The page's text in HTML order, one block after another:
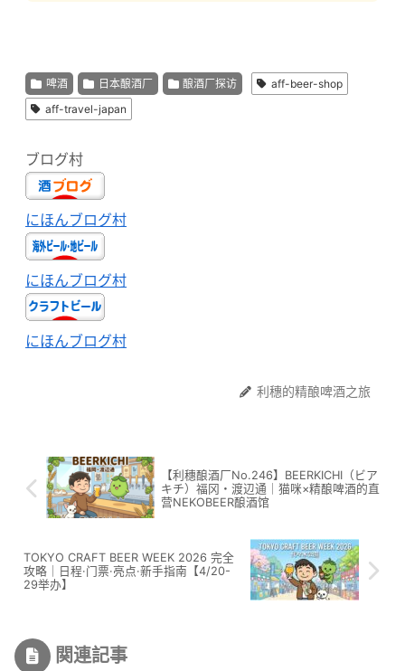
啤酒 日本酿酒厂 酿酒厂探访
aff-beer-shop
aff-travel-japan
ブログ村
にほんブログ村
にほんブログ村
にほんブログ村
利穗的精酿啤酒之旅
【利穗酿酒厂No.246】BEERKICHI（ビア
キチ）福冈・渡辺通｜猫咪×精酿啤酒的直
营NEKOBEER酿酒馆
TOKYO CRAFT BEER WEEK 2026 完全
攻略｜日程·门票·亮点·新手指南【4/20-
29举办】
関連記事